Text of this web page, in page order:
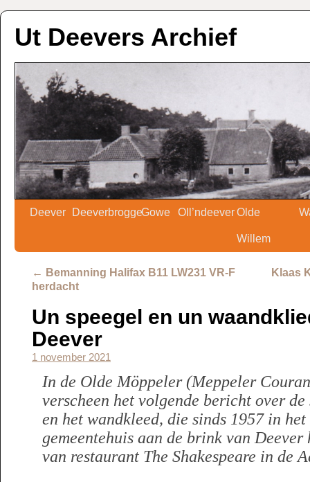
Ut Deevers Archief
Deever DeeverbroggeGowe Oll’ndeeverOlde
Willem
← Bemanning Halifax B11 LW231 VR-F
herdacht
Klaas
Un speegel en un
Deever
1 november 2021
In de Olde Möppeler (Meppeler
verscheen het volgende bericht over
en het wandkleed, die sinds 1957 in
gemeentehuis aan de brink van Deever
van restaurant The Shakespeare in de